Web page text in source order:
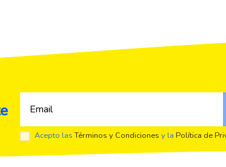
Acepto lasTérminos y Condiciones y la Política de